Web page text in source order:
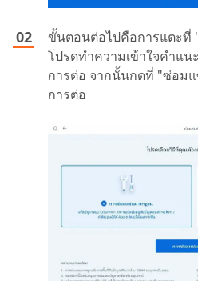
ขั้นตอนต่อไปคือการแตะที่
โปรดทำความเข้าใจคำแ
การต่อ จากนั้นกดที่ "ซ่อม
การต่อ